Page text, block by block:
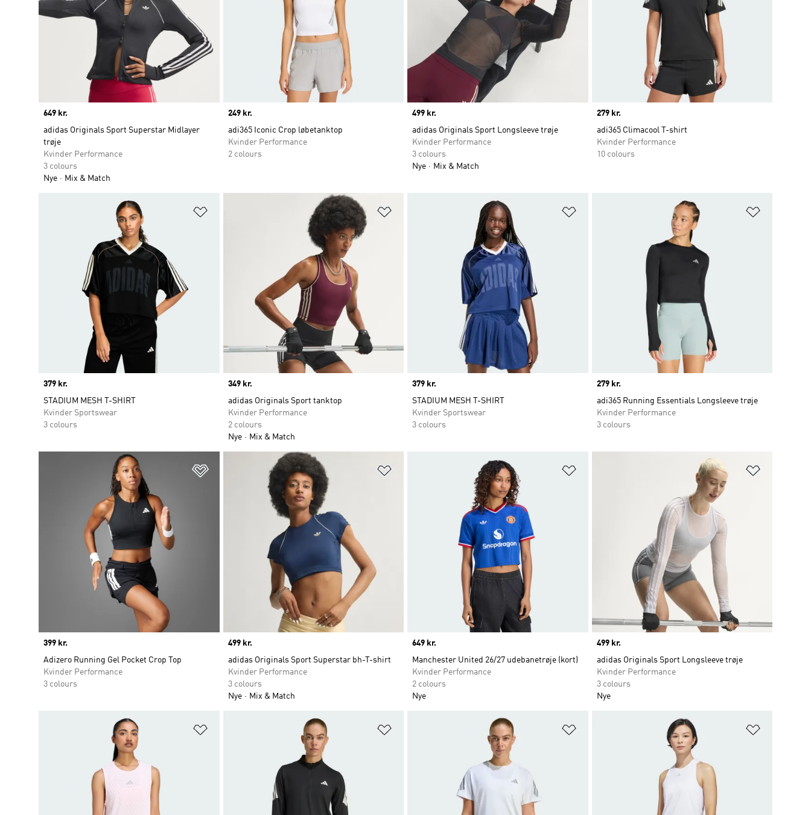
Price
649 kr.
adidas Originals Sport Superstar Midlayer
trøje
Kvinder Performance
3 colours
Nye
Mix & Match
Price
249 kr.
adi365 Iconic Crop løbetanktop
Kvinder Performance
2 colours
Price
499 kr.
adidas Originals Sport Longsleeve trøje
Kvinder Performance
3 colours
Nye
Mix & Match
Price
279 kr.
adi365 Climacool T-shirt
Kvinder Performance
10 colours
Price
379 kr.
STADIUM MESH T-SHIRT
Kvinder Sportswear
3 colours
Price
349 kr.
adidas Originals Sport tanktop
Kvinder Performance
2 colours
Nye
Mix & Match
Price
379 kr.
STADIUM MESH T-SHIRT
Kvinder Sportswear
3 colours
Price
279 kr.
adi365 Running Essentials Longsleeve trøje
Kvinder Performance
3 colours
Føj til ønskeliste
Price
399 kr.
Adizero Running Gel Pocket Crop Top
Kvinder Performance
3 colours
Price
499 kr.
adidas Originals Sport Superstar bh-T-shirt
Kvinder Performance
3 colours
Nye
Mix & Match
Price
649 kr.
Manchester United 26/27 udebanetrøje (kort)
Kvinder Performance
2 colours
Nye
Price
499 kr.
adidas Originals Sport Longsleeve trøje
Kvinder Performance
3 colours
Nye